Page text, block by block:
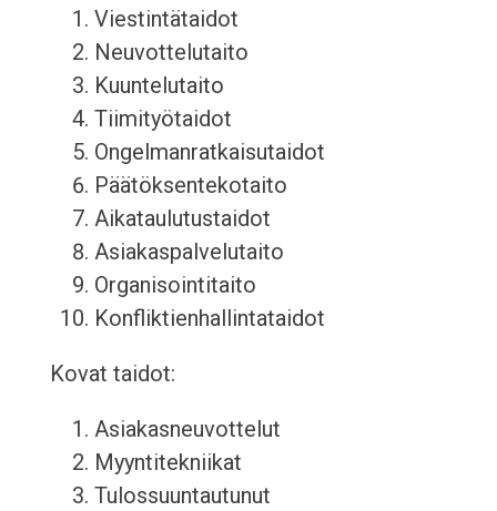
Viestintätaidot
Neuvottelutaito
Kuuntelutaito
Tiimityötaidot
Ongelmanratkaisutaidot
Päätöksentekotaito
Aikataulutustaidot
Asiakaspalvelutaito
Organisointitaito
Konfliktienhallintataidot
Kovat taidot:
Asiakasneuvottelut
Myyntitekniikat
Tulossuuntautunut